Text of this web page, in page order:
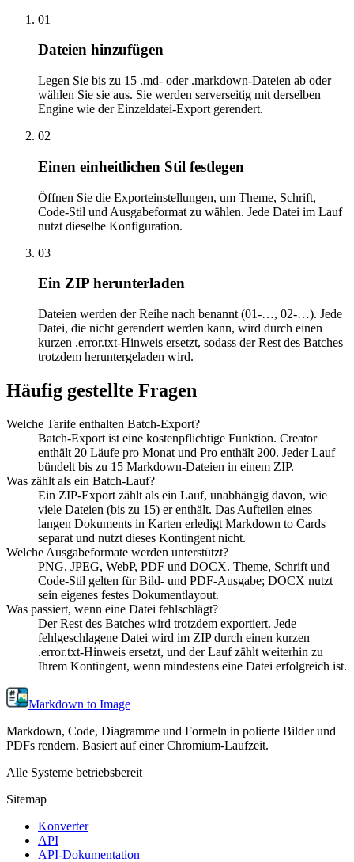
01
Dateien hinzufügen
Legen Sie bis zu 15 .md- oder .markdown-Dateien ab oder
wählen Sie sie aus. Sie werden serverseitig mit derselben
Engine wie der Einzeldatei-Export gerendert.
02
Einen einheitlichen Stil festlegen
Öffnen Sie die Exporteinstellungen, um Theme, Schrift,
Code-Stil und Ausgabeformat zu wählen. Jede Datei im Lauf
nutzt dieselbe Konfiguration.
03
Ein ZIP herunterladen
Dateien werden der Reihe nach benannt (01-…, 02-…). Jede
Datei, die nicht gerendert werden kann, wird durch einen
kurzen .error.txt-Hinweis ersetzt, sodass der Rest des Batches
trotzdem heruntergeladen wird.
Häufig gestellte Fragen
Welche Tarife enthalten Batch-Export?
Batch-Export ist eine kostenpflichtige Funktion. Creator
enthält 20 Läufe pro Monat und Pro enthält 200. Jeder Lauf
bündelt bis zu 15 Markdown-Dateien in einem ZIP.
Was zählt als ein Batch-Lauf?
Ein ZIP-Export zählt als ein Lauf, unabhängig davon, wie
viele Dateien (bis zu 15) er enthält. Das Aufteilen eines
langen Dokuments in Karten erledigt Markdown to Cards
separat und nutzt dieses Kontingent nicht.
Welche Ausgabeformate werden unterstützt?
PNG, JPEG, WebP, PDF und DOCX. Theme, Schrift und
Code-Stil gelten für Bild- und PDF-Ausgabe; DOCX nutzt
sein eigenes festes Dokumentlayout.
Was passiert, wenn eine Datei fehlschlägt?
Der Rest des Batches wird trotzdem exportiert. Jede
fehlgeschlagene Datei wird im ZIP durch einen kurzen
.error.txt-Hinweis ersetzt, und der Lauf zählt weiterhin zu
Ihrem Kontingent, wenn mindestens eine Datei erfolgreich ist.
Markdown to Image
Markdown, Code, Diagramme und Formeln in polierte Bilder und
PDFs rendern. Basiert auf einer Chromium-Laufzeit.
Alle Systeme betriebsbereit
Sitemap
Konverter
API
API-Dokumentation